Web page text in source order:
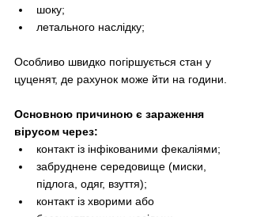
шоку;
летального наслідку;
Особливо швидко погіршується стан у
цуценят, де рахунок може йти на години.
Основною причиною є зараження
вірусом через:
контакт із інфікованими фекаліями;
забруднене середовище (миски,
підлога, одяг, взуття);
контакт із хворими або